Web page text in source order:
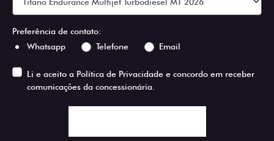
Preferência de contato:
Whatsapp
Telefone Email
Li e aceito a Política de Privacidade e concordo em receber
comunicações da concessionária.